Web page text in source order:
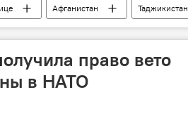
Афганистан
Таджикистан
право вето
в НАТО